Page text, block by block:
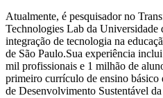
Atualmente, é pesquisador no
Technologies Lab da Universidade
integração de tecnologia na
de São Paulo.Sua experiência
mil profissionais e 1 milhão de
primeiro currículo de ensino
de Desenvolvimento Sustentável